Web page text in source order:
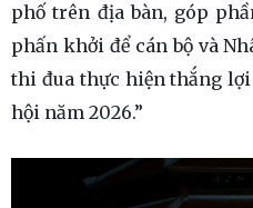
phố trên địa bàn, góp
phấn khởi để cán bộ và
thi đua thực hiện thắng
hội năm 2026.”